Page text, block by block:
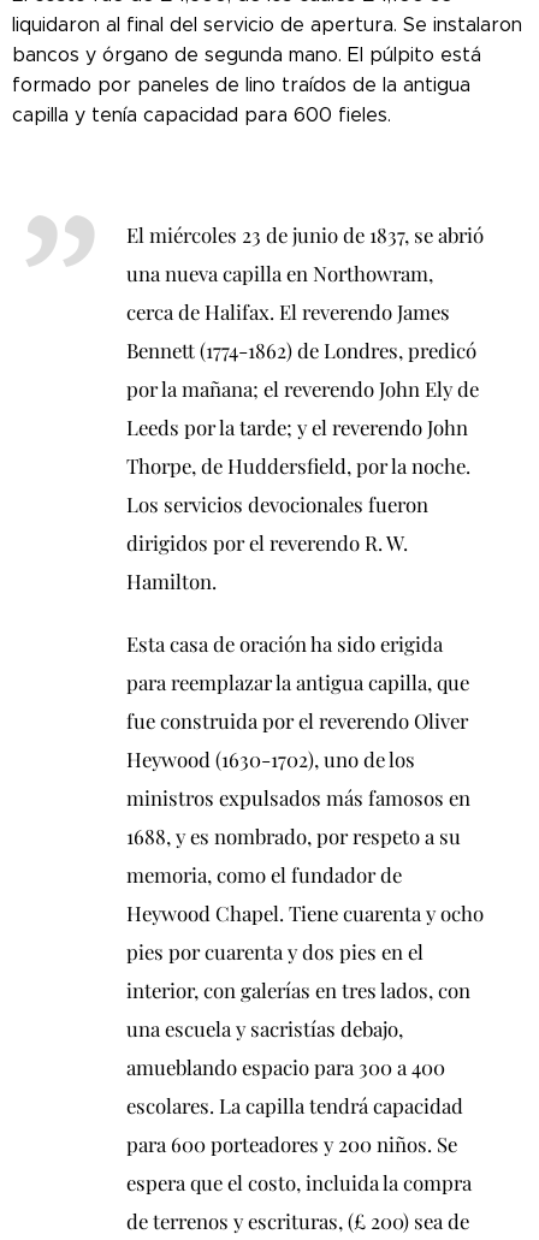
liquidaron al final del servicio de apertura. Se instalaron
bancos y órgano de segunda mano. El púlpito está
formado por paneles de lino traídos de la antigua
capilla y tenía capacidad para 600 fieles.
El miércoles 23 de junio de 1837, se abrió
una nueva capilla en Northowram,
cerca de Halifax. El reverendo James
Bennett (1774-1862) de Londres, predicó
por la mañana; el reverendo John Ely de
Leeds por la tarde; y el reverendo John
Thorpe, de Huddersfield, por la noche.
Los servicios devocionales fueron
dirigidos por el reverendo R. W.
Hamilton.
Esta casa de oración ha sido erigida
para reemplazar la antigua capilla, que
fue construida por el reverendo Oliver
Heywood (1630-1702), uno de los
ministros expulsados ​​más famosos en
1688, y es nombrado, por respeto a su
memoria, como el fundador de
Heywood Chapel. Tiene cuarenta y ocho
pies por cuarenta y dos pies en el
interior, con galerías en tres lados, con
una escuela y sacristías debajo,
amueblando espacio para 300 a 400
escolares. La capilla tendrá capacidad
para 600 porteadores y 200 niños. Se
espera que el costo, incluida la compra
de terrenos y escrituras, (£ 200) sea de